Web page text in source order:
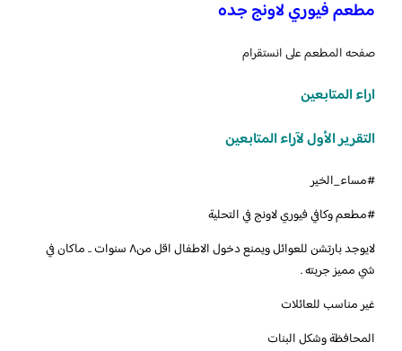
مطعم فيوري لاونج جده
صفحه المطعم على انستقرام
اراء المتابعين
التقرير الأول لآراء المتابعين
لايوجد بارتشن للعوائل ويمنع دخول الاطفال اقل من٨ سنوات .. ماكان في
شي مميز جربته .
المحافظة وشكل البنات